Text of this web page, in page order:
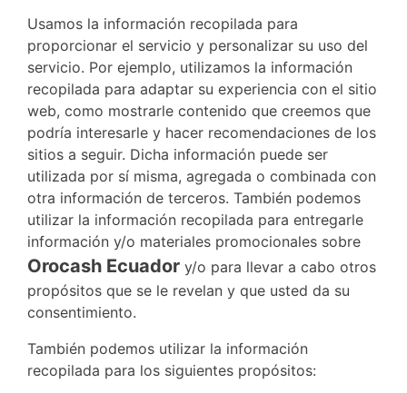
Usamos la información recopilada para
proporcionar el servicio y personalizar su uso del
servicio. Por ejemplo, utilizamos la información
recopilada para adaptar su experiencia con el sitio
web, como mostrarle contenido que creemos que
podría interesarle y hacer recomendaciones de los
sitios a seguir. Dicha información puede ser
utilizada por sí misma, agregada o combinada con
otra información de terceros. También podemos
utilizar la información recopilada para entregarle
información y/o materiales promocionales sobre
Orocash Ecuador y/o para llevar a cabo otros
propósitos que se le revelan y que usted da su
consentimiento.
También podemos utilizar la información
recopilada para los siguientes propósitos: